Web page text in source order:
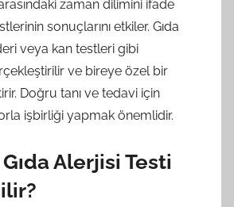
zaman dilimini ifade
sonuçlarını etkiler. Gıda
veya kan testleri gibi
ve bireye özel bir
Doğru tanı ve tedavi için
işbirliği yapmak önemlidir.
Alerjisi Testi